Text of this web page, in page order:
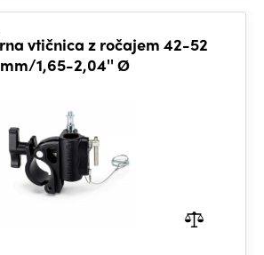
vtičnica z ročajem 42-52
mm/1,65-2,04'' Ø